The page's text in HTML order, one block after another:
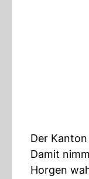
Der
Damit
Horgen